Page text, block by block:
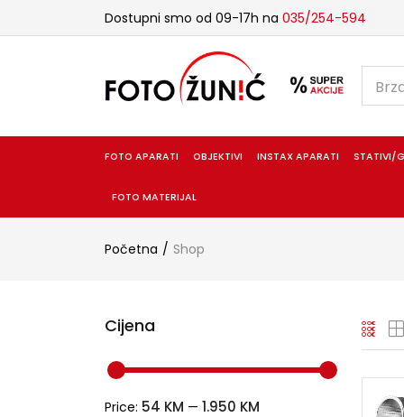
Dostupni smo od 09-17h na 035/254-594
FOTO APARATI OBJEKTIVI INSTAX APARATI STATIVI/
FOTO MATERIJAL
Početna Shop
Cijena
Price: 54 KM — 1.950 KM